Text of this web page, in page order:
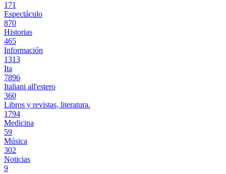
171
Espectáculo
870
Historias
465
Información
1313
Ita
7896
Italiani all'estero
360
Libros y revistas, literatura.
1794
Medicina
59
Música
302
Noticias
9